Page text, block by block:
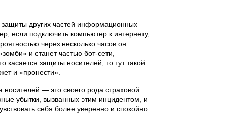
защиты других частей информационных
если подключить компьютер к интернету,
через несколько часов он
и станет частью бот-сети,
защиты носителей, то тут такой
и «пронести».
— это своего рода страховой
убытки, вызванных этим инцидентом, и
себя более уверенно и спокойно